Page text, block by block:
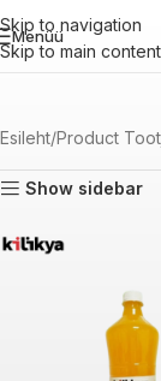
Skip to navigation
Skip to main content
Menüü
Esileht Product
Show sidebar